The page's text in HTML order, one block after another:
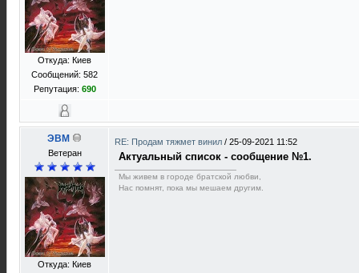
Откуда: Киев
Сообщений: 582
Репутация: 690
ЭВМ
Ветеран
Откуда: Киев
RE: Продам тяжмет винил / 25-09-2021 11:52
Актуальный список - сообщение №1.
Мы живем в городе братской любви,
Нас помнят, пока мы мешаем другим.